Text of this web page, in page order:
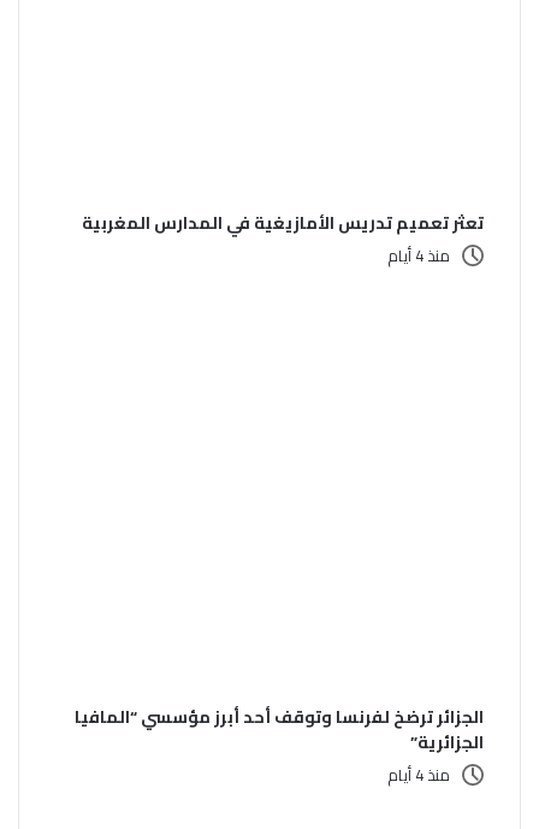
تعثر تعميم تدريس الأمازيغية في المدارس المغربية
منذ 4 أيام
الجزائر ترضخ لفرنسا وتوقف أحد أبرز مؤسسي “المافيا
الجزائرية”
منذ 4 أيام